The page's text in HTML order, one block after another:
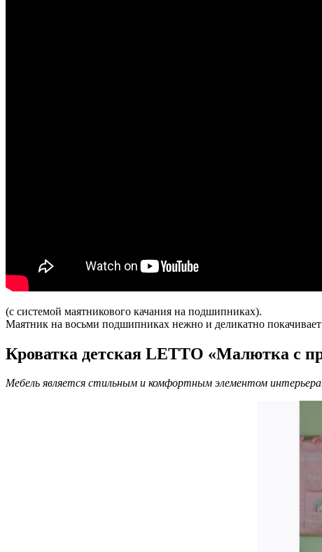
(с системой маятникового качания на подшипниках).
Маятник на восьми подшипниках нежно и деликатно
Кроватка детская LETTO «Малютка с
Мебель является стильным и комфортным элементом